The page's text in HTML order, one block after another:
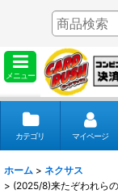
メニュー
カテゴリ マイページ
ホーム > ネクサス
> (2025/8)来たぞわれら